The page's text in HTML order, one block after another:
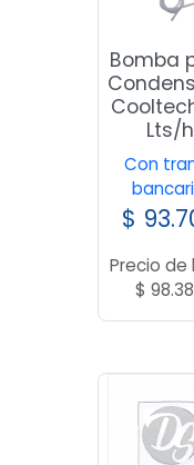
Bomba
Lts/h
Con
$
Precio de
$